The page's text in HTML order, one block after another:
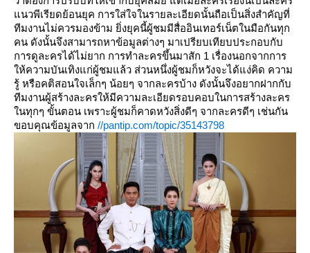
นวพีเรียดย้อนยุค การใส่ใจในรายละเอียดนั้นถือเป็นสิ่งสำคัญที่
ทีมงานไม่ควรมองข้าม ยิ่งยุคนี้ผู้ชมมีสื่ออินเทอร์เน็ตในมือกันทุก
คน ดังนั้นจึงสามารถหาข้อมูลต่างๆ มาเปรียบเทียบประกอบกับ
การดูละครได้ไม่ยาก การทำละครขึ้นมาสัก 1 เรื่องนอกจากการ
ห้ความบันเทิงแก่ผู้ชมแล้ว ส่วนหนึ่งผู้ชมก็หวังจะได้แง่คิด ความ
รู้ หรือคติสอนใจเล็กๆ น้อยๆ จากละครบ้าง ดังนั้นจึงอยากฝากกับ
ทีมงานผู้สร้างละครให้มีความละเอียดรอบคอบในการสร้างละคร
นทุกๆ ขั้นตอน เพราะผู้ชมก็คาดหวังสิ่งดีๆ จากละครดีๆ เช่นกัน
ขอบคุณข้อมูลจาก //pantip.com/topic/35143798